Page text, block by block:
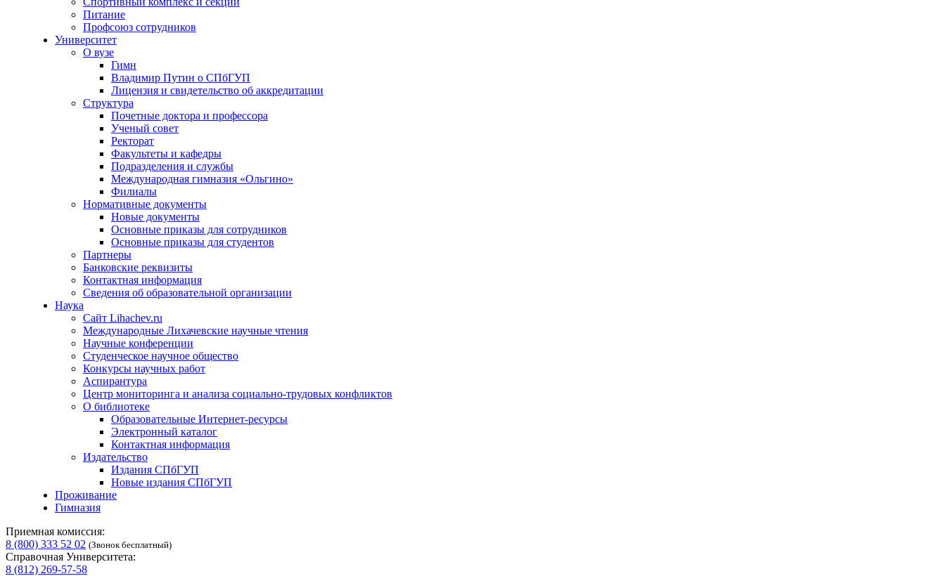
Питание
Профсоюз сотрудников
Университет
О вузе
Гимн
Владимир Путин о СПбГУП
Лицензия и свидетельство об аккредитации
Структура
Почетные доктора и профессора
Ученый совет
Ректорат
Факультеты и кафедры
Подразделения и службы
Международная гимназия «Ольгино»
Филиалы
Нормативные документы
Новые документы
Основные приказы для сотрудников
Основные приказы для студентов
Партнеры
Банковские реквизиты
Контактная информация
Сведения об образовательной организации
Наука
Сайт Lihachev.ru
Международные Лихачевские научные чтения
Научные конференции
Студенческое научное общество
Конкурсы научных работ
Аспирантура
Центр мониторинга и анализа социально-трудовых конфликтов
О библиотеке
Образовательные Интернет-ресурсы
Электронный каталог
Контактная информация
Издательство
Издания СПбГУП
Новые издания СПбГУП
Проживание
Гимназия
Приемная комиссия:
8 (800) 333 52 02 (Звонок бесплатный)
Справочная Университета:
8 (812) 269-57-58